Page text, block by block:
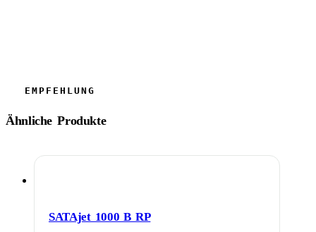
Ähnliche Produkte
SATAjet 1000 B RP